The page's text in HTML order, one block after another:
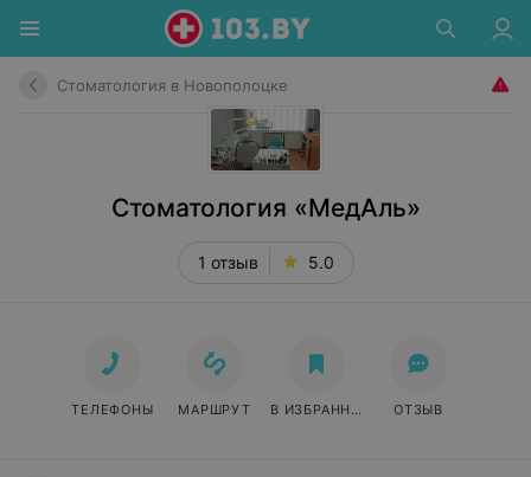
Стоматология в Новополоцке
Стоматология «МедАль»
1 отзыв 5.0
ТЕЛЕФОНЫ МАРШРУТ В ИЗБРАННОЕ ОТЗЫВ